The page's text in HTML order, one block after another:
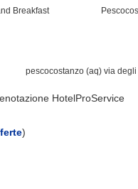
Breakfast
pescocostanzo (aq) via
HotelProService
)